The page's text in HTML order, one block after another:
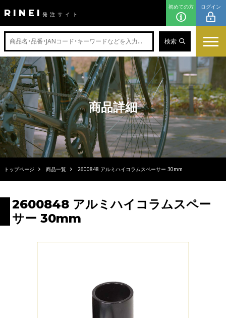
RINEI 発注サイト
初めての方 ログイン
検索
商品詳細
トップページ 商品一覧 2600848 アルミハイコラムスペーサー 30mm
2600848 アルミハイコラムスペー
サー 30mm